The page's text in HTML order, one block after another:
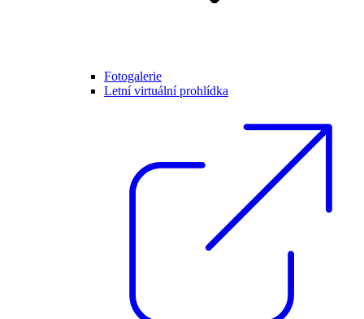
Fotogalerie
Letní virtuální prohlídka